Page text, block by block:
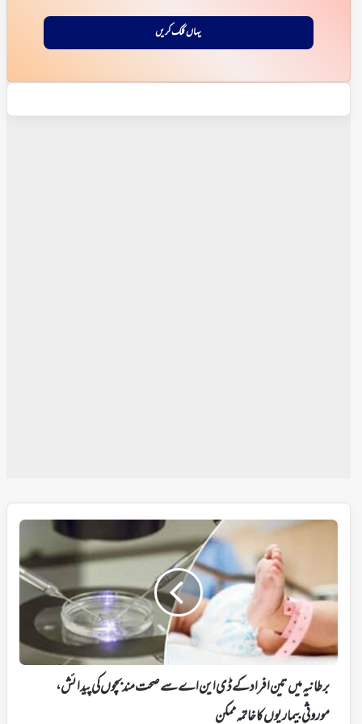
یہاں کلک کریں
برطانیہ
افراد
کے
ڈی
اے
سے
صحت
مند
بچوں
برطانیہ میں تین افراد کے ڈی این اے سے صحت مند بچوں کی پیدائش ،
موروثی بیماریوں کا خاتمہ ممکن